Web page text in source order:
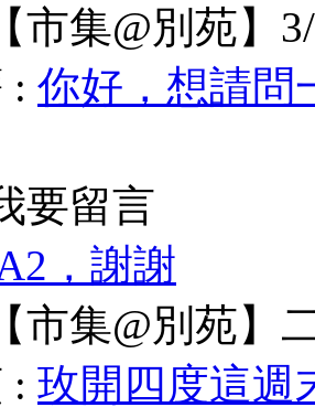
【市集@別苑】
: 你好，想請問
要留言
，謝謝
【市集@別苑】
: 玫開四度這週